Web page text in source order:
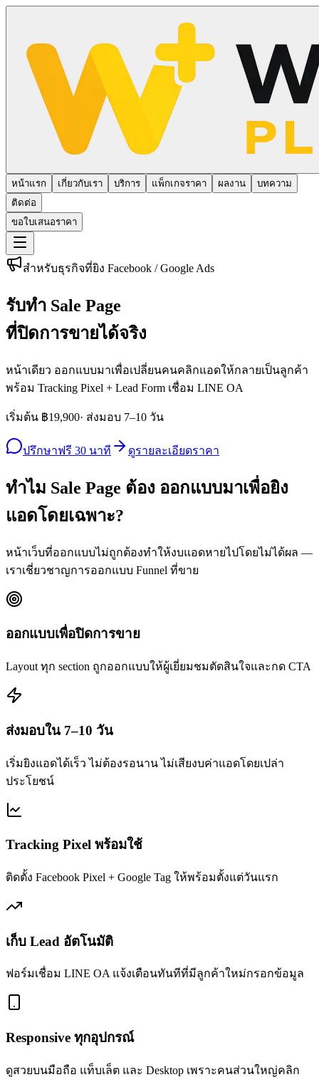
หน้าแรก เกี่ยวกับเรา บริการ แพ็กเกจราคา ผลงาน
บทความ
ติดต่อ
ขอใบเสนอราคา
สำหรับธุรกิจที่ยิง Facebook / Google Ads
รับทำ Sale Page
ที่ปิดการขายได้จริง
หน้าเดียว ออกแบบมาเพื่อเปลี่ยนคนคลิกแอดให้กลายเป็นลูกค้า
พร้อม Tracking Pixel + Lead Form เชื่อม LINE OA
เริ่มต้น ฿19,900· ส่งมอบ 7–10 วัน
ปรึกษาฟรี 30 นาที ดูรายละเอียดราคา
ทำไม Sale Page ต้อง ออกแบบมาเพื่อยิง
แอดโดยเฉพาะ?
หน้าเว็บที่ออกแบบไม่ถูกต้องทำให้งบแอดหายไปโดยไม่ได้ผล —
เราเชี่ยวชาญการออกแบบ Funnel ที่ขาย
ออกแบบเพื่อปิดการขาย
Layout ทุก section ถูกออกแบบให้ผู้เยี่ยมชมตัดสินใจและกด CTA
ส่งมอบใน 7–10 วัน
เริ่มยิงแอดได้เร็ว ไม่ต้องรอนาน ไม่เสียงบค่าแอดโดยเปล่า
ประโยชน์
Tracking Pixel พร้อมใช้
ติดตั้ง Facebook Pixel + Google Tag ให้พร้อมตั้งแต่วันแรก
เก็บ Lead อัตโนมัติ
ฟอร์มเชื่อม LINE OA แจ้งเตือนทันทีที่มีลูกค้าใหม่กรอกข้อมูล
Responsive ทุกอุปกรณ์
ดูสวยบนมือถือ แท็บเล็ต และ Desktop เพราะคนส่วนใหญ่คลิก